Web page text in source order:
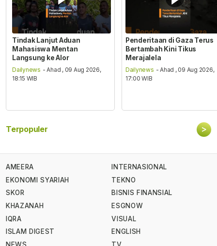
Tindak Lanjut Aduan
Mahasiswa Mentan
Langsung ke Alor
Dailynews - Ahad , 09 Aug 2026,
18:15 WIB
Penderitaan di Gaza Terus
Bertambah Kini Tikus
Merajalela
Dailynews - Ahad , 09 Aug 2026,
17:00 WIB
Terpopuler >
AMEERA
EKONOMI SYARIAH
SKOR
KHAZANAH
IQRA
ISLAM DIGEST
INTERNASIONAL
TEKNO
BISNIS FINANSIAL
ESGNOW
VISUAL
ENGLISH